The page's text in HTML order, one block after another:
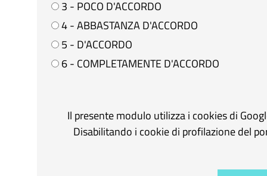
3 - POCO D'ACCORDO
4 - ABBASTANZA D'ACCORDO
5 - D'ACCORDO
6 - COMPLETAMENTE D'ACCORDO
Il presente modulo utilizza i cookies di
Disabilitando i cookie di profilazione del